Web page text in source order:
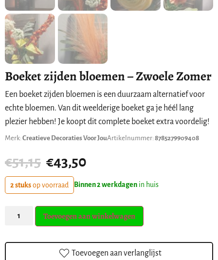
Boeket zijden bloemen – Zwoele Zomer
Een boeket zijden bloemen is een duurzaam alternatief voor
echte bloemen. Van dit weelderige boeket ga je héél lang
plezier hebben! Je koopt dit complete boeket extra voordelig!
Merk: Creatieve Decoraties Voor JouArtikelnummer: 8785279909408
€51,15 €43,50
2 stuksop voorraad Binnen 2 werkdagen in huis
Toevoegen aan winkelwagen
Toevoegen aan verlanglijst